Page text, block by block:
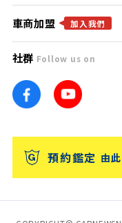
隱私權政策
團隊
車訊網
台灣優良中古車商大獎
找好車
找好店
找海外車
消費者評價
合作夥伴
廣告合作
車商加盟 加入我們
社群 Follow us on
預約鑑定 由